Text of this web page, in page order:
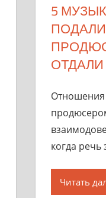
5
Отношения
когда речь
Читать